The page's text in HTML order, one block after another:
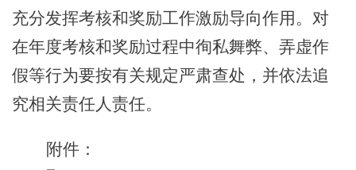
充分发挥考核和奖励工作激励导向作用。对
在年度考核和奖励过程中徇私舞弊、弄虚作
假等行为要按有关规定严肃查处，并依法追
究相关责任人责任。
附件：